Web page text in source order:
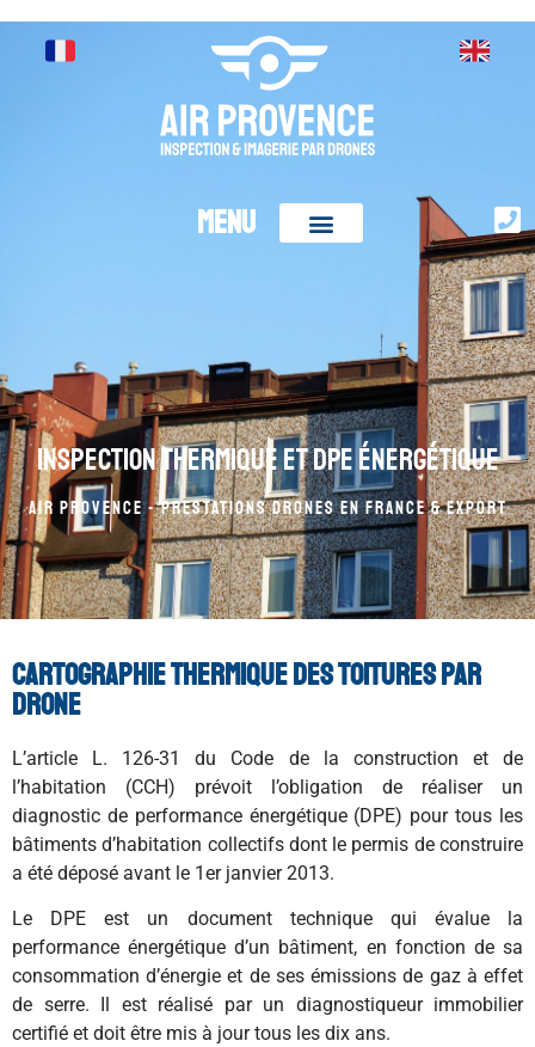
MENU
Inspection thermique et DPE énergétique
AIR PROVENCE - Prestations drones en France & Export
Cartographie thermique des toitures par
drone
L’article L. 126-31 du Code de la construction et de
l’habitation (CCH) prévoit l’obligation de réaliser un
diagnostic de performance énergétique (DPE) pour tous les
bâtiments d’habitation collectifs dont le permis de construire
a été déposé avant le 1er janvier 2013.
Le DPE est un document technique qui évalue la
performance énergétique d’un bâtiment, en fonction de sa
consommation d’énergie et de ses émissions de gaz à effet
de serre. Il est réalisé par un diagnostiqueur immobilier
certifié et doit être mis à jour tous les dix ans.